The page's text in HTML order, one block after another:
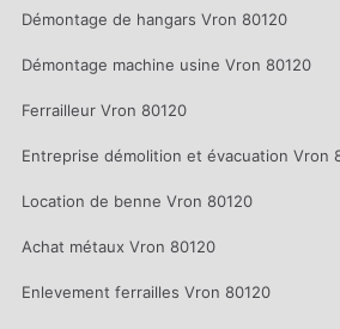
Démontage de hangars Vron 80120
Démontage machine usine Vron 80120
Ferrailleur Vron 80120
Entreprise démolition et évacuation Vron
Location de benne Vron 80120
Achat métaux Vron 80120
Enlevement ferrailles Vron 80120